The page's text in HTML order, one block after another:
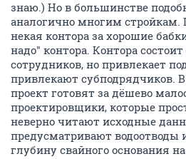
знаю.) Но в большинстве
аналогично многим стройкам.
некая контора за хорошие
надо" контора. Контора
сотрудников, но привлекает
привлекают субподрядчиков.
проект готовят за дёшево
проектировщики, которые
неверно читают исходные
предусматривают водоотводы
глубину свайного основания